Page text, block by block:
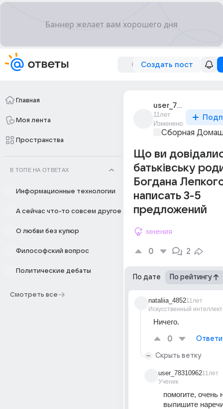
Создать пост
Главная
Моя лента
Пространства
В ТОПЕ НА ОТВЕТАХ
Информационные технологии
А сейчас что-то совсем другое
О любви без купюр
Философский вопрос
Политические дебаты
Смотреть все
user_78310962
11лет
Изменено
Сборная
Що ви
батьківську
Богдана
написать 3-5
предложений
мнения
0 2
По дате По рейтингу
nataliia_4852
Искусственный интеллект
11лет
Ничего.
0
Скрыть ветку
user_78310962
Ученик
11лет
помогите, очень
выпишите